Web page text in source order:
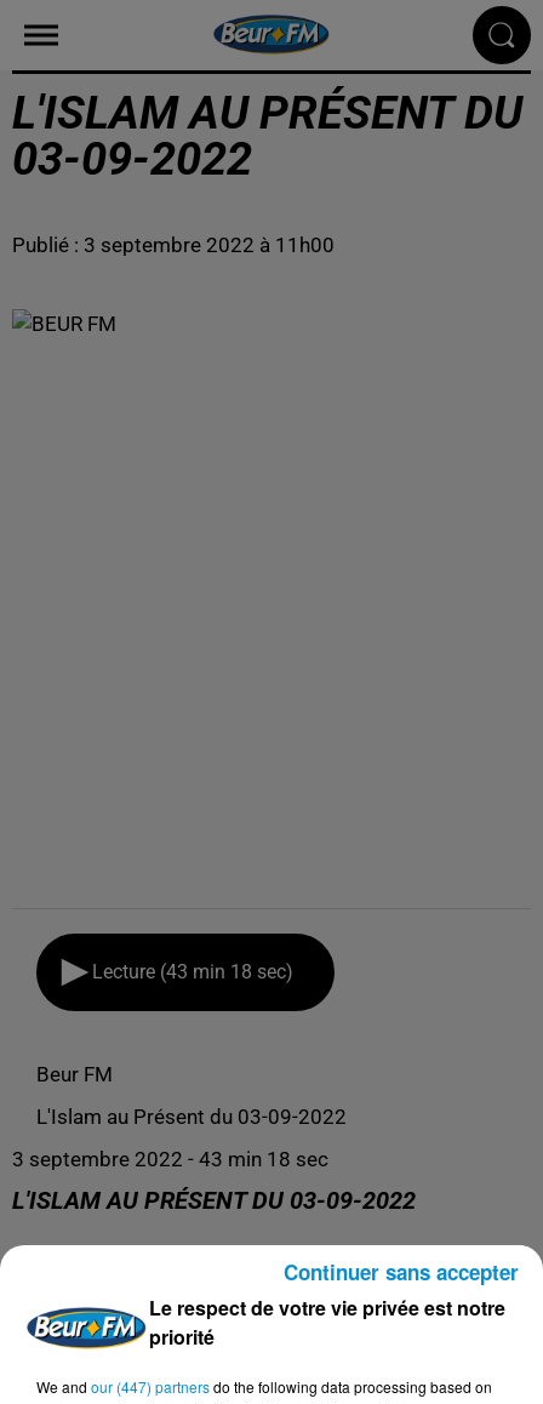
L'ISLAM AU PRÉSENT DU
03-09-2022
Publié : 3 septembre 2022 à 11h00
Lecture (43 min 18 sec)
Beur FM
L'Islam au Présent du 03-09-2022
3 septembre 2022 - 43 min 18 sec
L'ISLAM AU PRÉSENT DU 03-09-2022
La spiritualité dans tous ses états !
Le respect de votre vie privée est notre
priorité
We and our (447) partnersdo the following data processing based on
Continuer sans accepter